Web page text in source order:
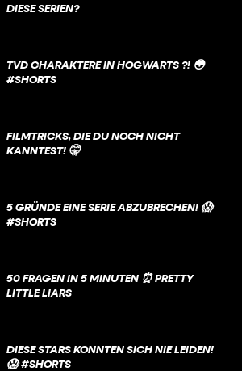
IESE SERIEN?
TVD CHARAKTERE IN HOGWARTS ?! 😳
#SHORTS
FILMTRICKS, DIE DU NOCH NICHT
KANNTEST! 🤫
5 GRÜNDE EINE SERIE ABZUBRECHEN! 😱
#SHORTS
50 FRAGEN IN 5 MINUTEN ⏰ PRETTY
LITTLE LIARS
DIESE STARS KONNTEN SICH NIE LEIDEN!
😱 #SHORTS